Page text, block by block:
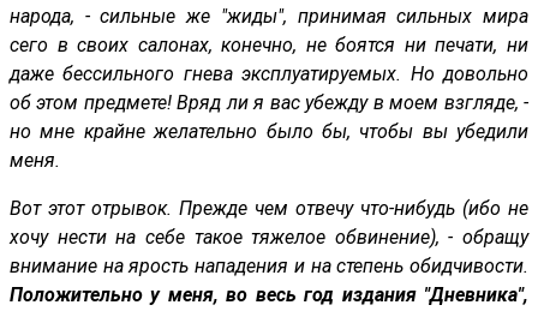
народа, - сильные же "жиды", принимая сильных мира
сего в своих салонах, конечно, не боятся ни печати, ни
даже бессильного гнева эксплуатируемых. Но довольно
об этом предмете! Вряд ли я вас убежду в моем взгляде, -
но мне крайне желательно было бы, чтобы вы убедили
меня.
Вот этот отрывок. Прежде чем отвечу что-нибудь (ибо не
хочу нести на себе такое тяжелое обвинение), - обращу
внимание на ярость нападения и на степень обидчивости.
Положительно у меня, во весь год издания "Дневника",